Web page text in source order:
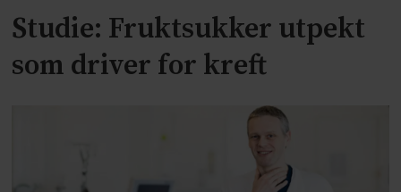
Studie: Fruktsukker utpekt
som driver for kreft